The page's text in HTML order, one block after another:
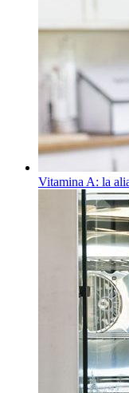
Vitamina A: la